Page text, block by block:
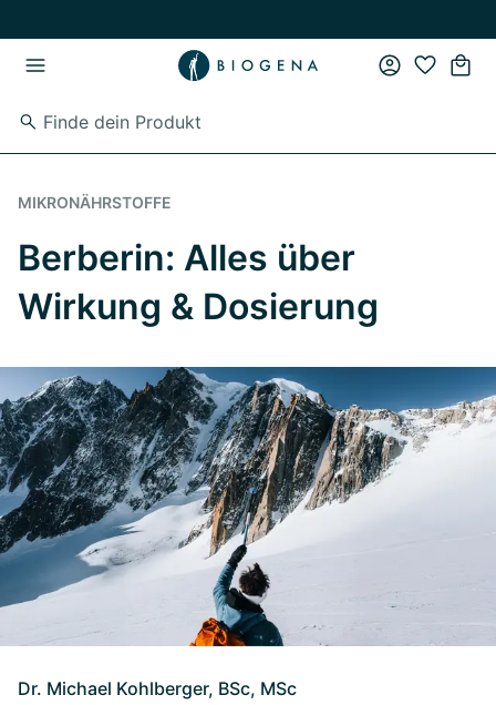
MIKRONÄHRSTOFFE
Berberin: Alles über
Wirkung & Dosierung
Dr. Michael Kohlberger, BSc, MSc